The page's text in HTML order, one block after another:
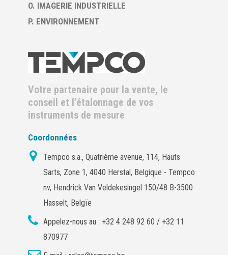
O. IMAGERIE INDUSTRIELLE
P. ENVIRONNEMENT
Votre partenaire pour la vente, le
conseil et l’étalonnage de vos
instruments de mesure
Coordonnées
Tempco s.a., Quatrième avenue, 114, Hauts
Sarts, Zone 1, 4040 Herstal, Belgique - Tempco
nv, Hendrick Van Veldekesingel 150/48 B-3500
Hasselt, Belgïe
Appelez-nous au : +32 4 248 92 60 / +32 11
870977